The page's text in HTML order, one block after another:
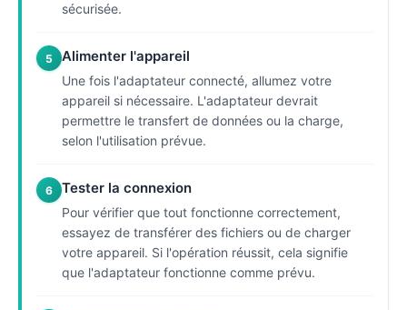
sécurisée.
5 Alimenter l'appareil
Une fois l'adaptateur connecté, allumez votre
appareil si nécessaire. L'adaptateur devrait
permettre le transfert de données ou la charge,
selon l'utilisation prévue.
6 Tester la connexion
Pour vérifier que tout fonctionne correctement,
essayez de transférer des fichiers ou de charger
votre appareil. Si l'opération réussit, cela signifie
que l'adaptateur fonctionne comme prévu.